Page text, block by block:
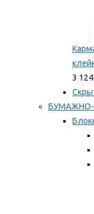
3
БУМАЖНО-